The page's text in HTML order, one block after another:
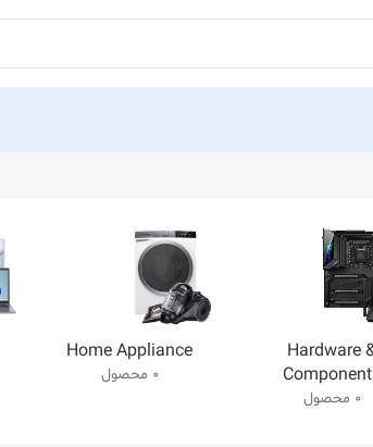
Hardware
0 محصول
Home Appliance
0 محصول